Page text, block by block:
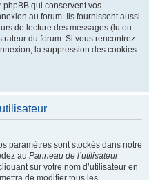
qui conservent vos
au forum. Ils fournissent aussi
de lecture des messages (lu ou
du forum. Si vous rencontrez
la suppression des cookies
paramètres sont stockés dans notre
au Panneau de l’utilisateur
sur votre nom d’utilisateur en
de modifier tous les